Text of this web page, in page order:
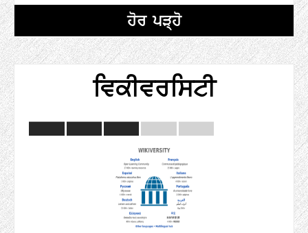
ਹੋਰ ਪੜ੍ਹੋ
ਵਿਕੀਵਰਸਿਟੀ